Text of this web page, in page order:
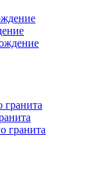
гранита
гранита